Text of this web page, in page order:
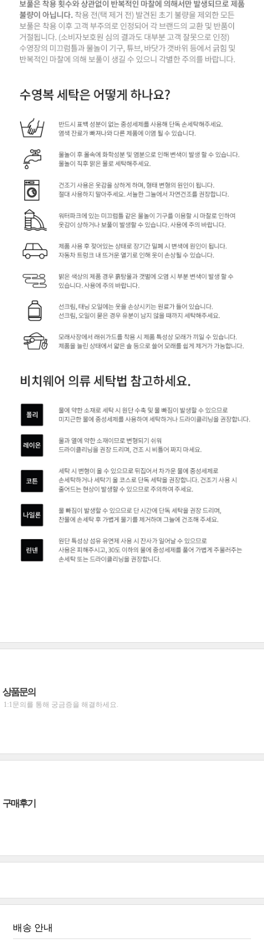
상품문의
1:1문의를 통해 궁금증을 해결하세요.
구매후기
배송 안내